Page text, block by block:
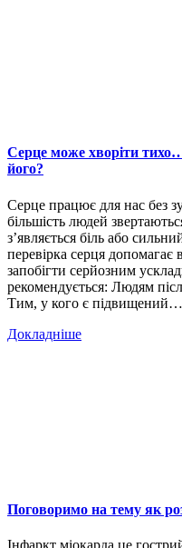
Серце може хворіти
його?
Серце працює для нас без
більшість людей
з’являється біль або
перевірка серця
запобігти серйозним
рекомендується: Людям
Тим, у кого є підвищений…
Докладніше
Поговоримо на тему як